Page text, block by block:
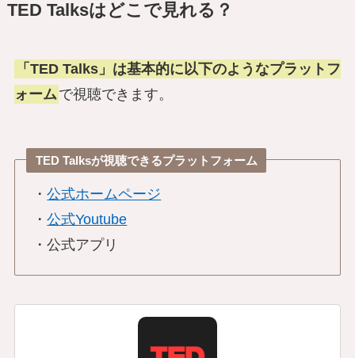
TED Talksはどこで見れる？
「TED Talks」は基本的に以下のようなプラットフ
ォームで視聴できます。
TED Talksが視聴できるプラットフォーム
・公式ホームページ
・公式Youtube
・公式アプリ